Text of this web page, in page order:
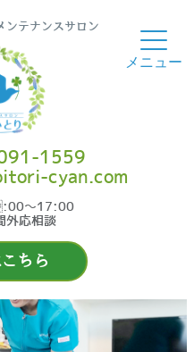
ンテナンスサロン
ちら
1559
cyan.com
〜17:00
外応相談